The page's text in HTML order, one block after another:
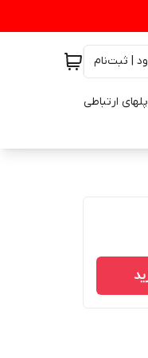
| ثبت‌نام
ارتباطی